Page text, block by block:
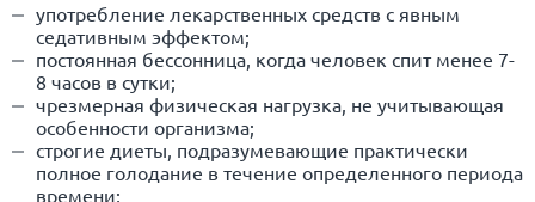
употребление лекарственных средств с явным
седативным эффектом;
постоянная бессонница, когда человек спит менее 7-
8 часов в сутки;
чрезмерная физическая нагрузка, не учитывающая
особенности организма;
строгие диеты, подразумевающие практически
полное голодание в течение определенного периода
времени;